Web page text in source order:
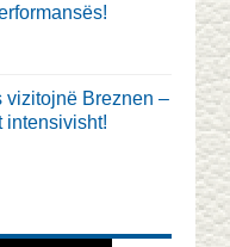
vizitojnë Breznen –
intensivisht!